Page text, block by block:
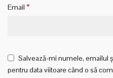
Email *
Salvează-mi numele, emailul
pentru data viitoare când o să